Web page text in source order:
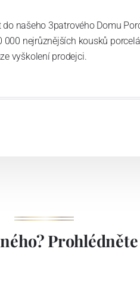
našeho 3patrového Domu
000 nejrůznějších kousků
vyškolení prodejci.